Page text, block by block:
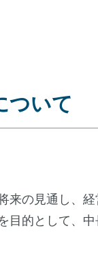
ついて
来の見通し、
目的として、